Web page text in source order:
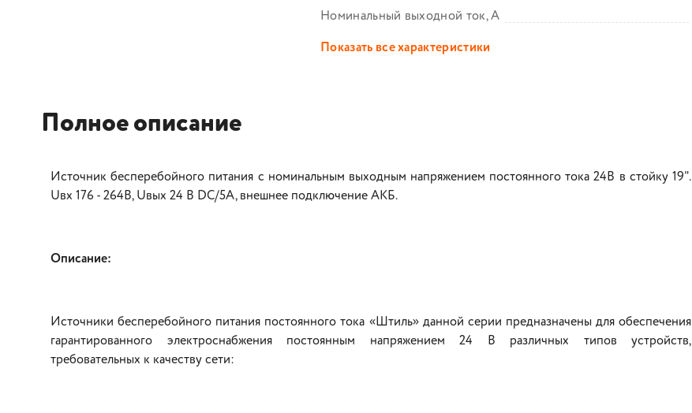
Номинальный выходной ток, А
Показать все характеристики
Полное описание
Источник бесперебойного питания с номинальным выходным напряжением постоянного тока 24В в стойку 19".
Uвх 176 - 264В, Uвых 24 В DC/5А, внешнее подключение АКБ.
Описание:
Источники бесперебойного питания постоянного тока «Штиль» данной серии предназначены для обеспечения
гарантированного электроснабжения постоянным напряжением 24 В различных типов устройств,
требовательных к качеству сети: